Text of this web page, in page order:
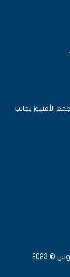
1537 – مقابل مجمع الأفنيوز بجانب
2023